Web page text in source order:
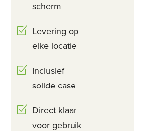
scherm
Levering op
elke locatie
Inclusief
solide case
Direct klaar
voor gebruik